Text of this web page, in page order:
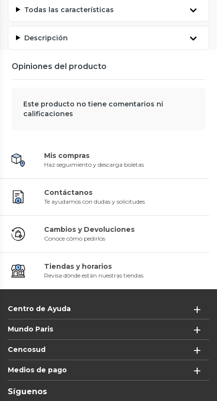
Todas las características
Descripción
Opiniones del producto
Este producto no tiene comentarios ni
calificaciones
Mis compras
Haz seguimiento y descarga boletas
Contáctanos
Te ayudamos con dudas y solicitudes
Cambios y Devoluciones
Conoce cómo pedirlos
Tiendas y horarios
Revisa dónde están nuestras tiendas
Centro de Ayuda
Mundo Paris
Cencosud
Medios de pago
Síguenos